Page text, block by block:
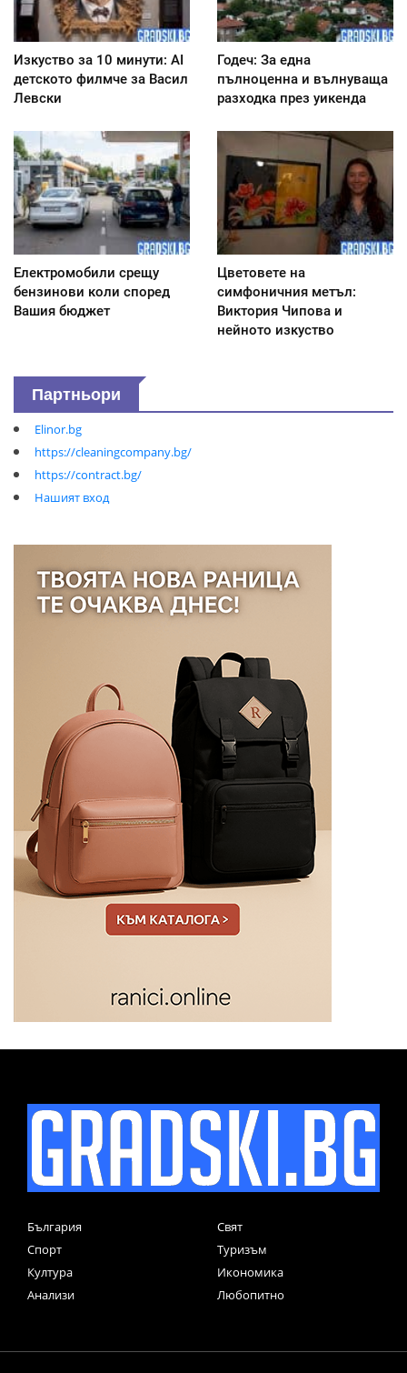
Изкуство за 10 минути: AI
детското филмче за Васил
Левски
Годеч: За една
пълноценна и вълнуваща
разходка през уикенда
Електромобили срещу
бензинови коли според
Вашия бюджет
Цветовете на
симфоничния метъл:
Виктория Чипова и
нейното изкуство
Партньори
Elinor.bg
https://cleaningcompany.bg/
https://contract.bg/
Нашият вход
България
Свят
Спорт
Туризъм
Култура
Икономика
Анализи
Любопитно